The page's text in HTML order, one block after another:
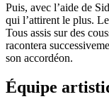
Puis, avec l’aide de
qui l’attirent le plus.
Tous assis sur des
racontera
son accordéon.
Équipe